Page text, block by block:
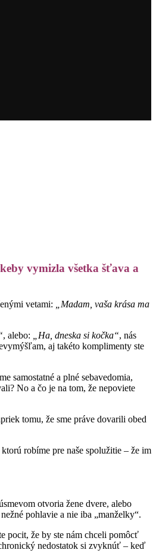
vymizla všetka šťava a
vetami:
„Madam, vaša krása ma
, alebo: „Ha, dneska si kočka“, nás
aj takéto komplimenty ste
samostatné a plné sebavedomia,
No a čo je na tom, že nepoviete
tomu, že sme práve dovarili obed
robíme pre naše spolužitie – že im
otvoria žene dvere, alebo
pohlavie a nie iba „manželky“.
pocit, že by ste nám chceli pomôcť
nedostatok si zvyknúť – keď